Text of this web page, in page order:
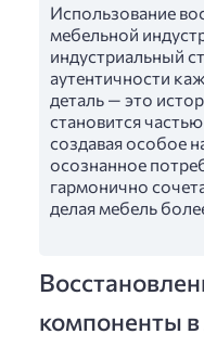
Использование
мебельной
индустриальный
аутентичности
деталь — это
становится
создавая особое
осознанное
гармонично
делая мебель
компоненты